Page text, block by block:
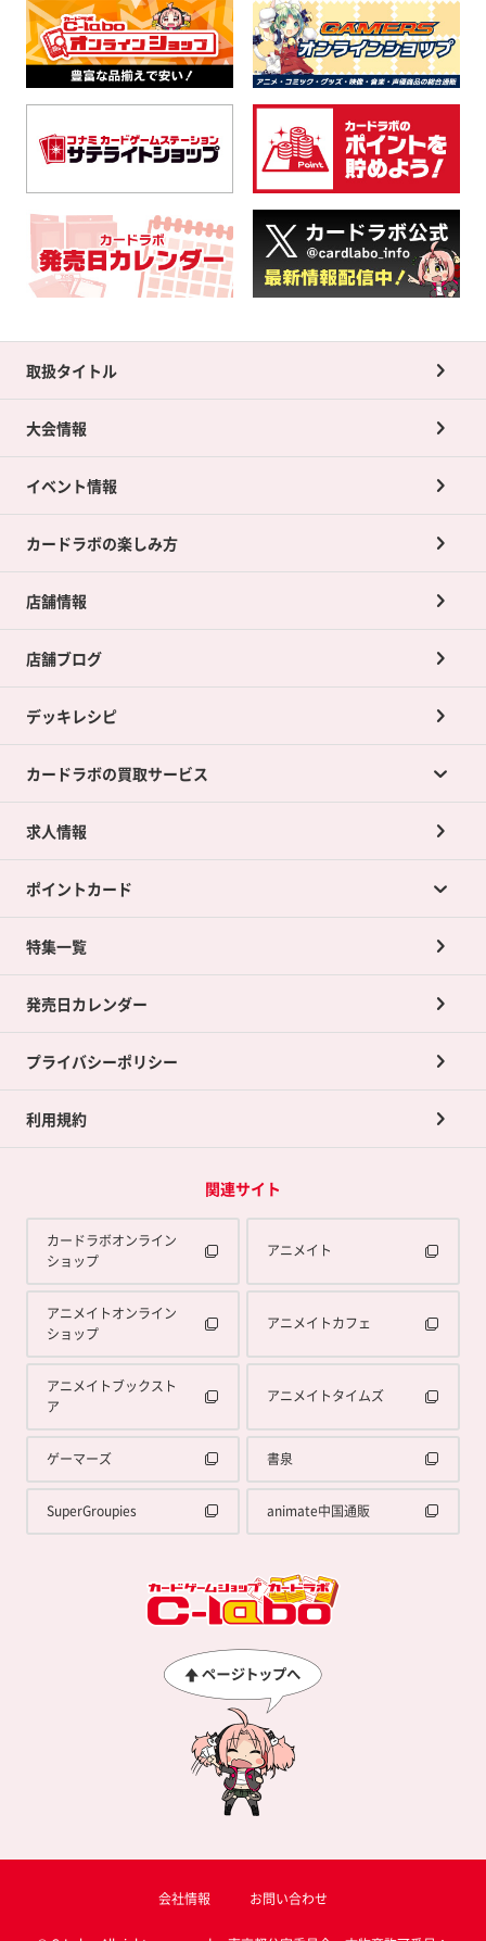
取扱タイトル
大会情報
イベント情報
カードラボの楽しみ方
店舗情報
店舗ブログ
デッキレシピ
カードラボの買取サービス
カードラボの買取サービスTOP
店舗買取について
ネット買取について
買取承諾書について
求人情報
ポイントカード
ポイントカードTOP
ポイント交換景品
特集一覧
発売日カレンダー
プライバシーポリシー
利用規約
関連サイト
カードラボオンライン
ショップ
アニメイト
アニメイトオンライン
ショップ
アニメイトカフェ
アニメイトブックスト
ア
アニメイトタイムズ
ゲーマーズ 書泉
SuperGroupies animate中国通販
会社情報 お問い合わせ